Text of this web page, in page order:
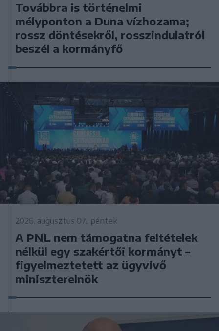
Továbbra is történelmi
mélyponton a Duna vízhozama;
rossz döntésekről, rosszindulatról
beszél a kormányfő
2026. augusztus 07., péntek
A PNL nem támogatna feltételek
nélkül egy szakértői kormányt –
figyelmeztetett az ügyvivő
miniszterelnök